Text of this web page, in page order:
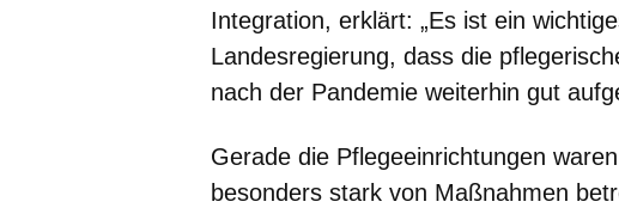
Integration, erklärt: „Es ist ein
Landesregierung, dass die
nach der Pandemie weiterhin gut
Gerade die Pflegeeinrichtungen
besonders stark von Maßnahmen